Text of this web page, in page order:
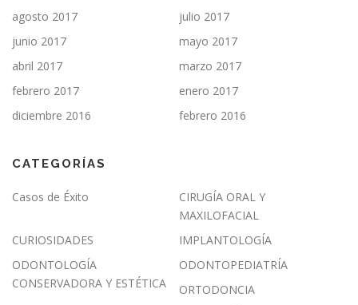
agosto 2017
julio 2017
junio 2017
mayo 2017
abril 2017
marzo 2017
febrero 2017
enero 2017
diciembre 2016
febrero 2016
CATEGORÍAS
Casos de Éxito
CIRUGÍA ORAL Y
MAXILOFACIAL
CURIOSIDADES
IMPLANTOLOGÍA
ODONTOLOGÍA
CONSERVADORA Y ESTÉTICA
ODONTOPEDIATRÍA
ORTODONCIA